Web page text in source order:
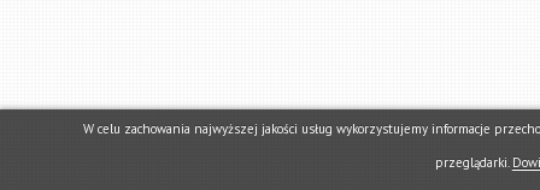
W celu zachowania najwyższej jakości usług wykorzystujemy informacje
przeglądarki.